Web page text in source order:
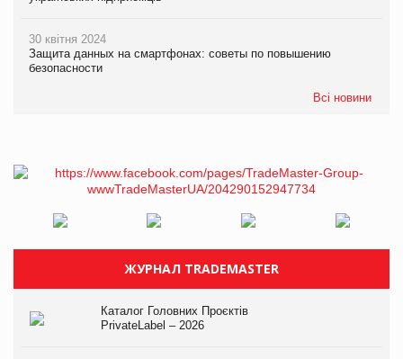
30 квітня 2024
Защита данных на смартфонах: советы по повышению
безопасности
Всі новини
ЖУРНАЛ TRADEMASTER
Каталог Головних Проєктів
PrivateLabel – 2026